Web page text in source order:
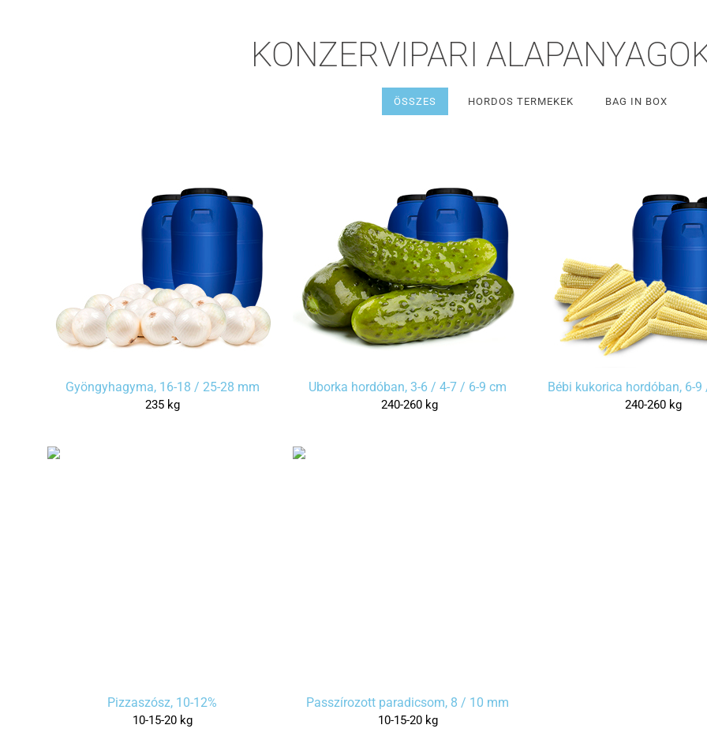
KONZERVIPARI
ÖSSZES HORDOS TERMEKEK BAG IN BOX
Gyöngyhagyma, 16-18 / 25-28 mm
235 kg
Uborka hordóban, 3-6 / 4-7 / 6-9 cm
240-260 kg
Bébi kukorica hordóban, 6-
240-260 kg
Pizzaszósz, 10-12%
10-15-20 kg
Passzírozott paradicsom, 8 / 10 mm
10-15-20 kg